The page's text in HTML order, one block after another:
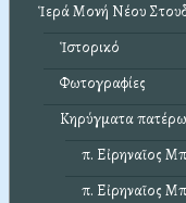
Ἱερά Μονή Νέου
Ἱστορικό
Φωτογραφίες
Κηρύγματα
π. Εἰρηναῖος
π. Εἰρηναῖος